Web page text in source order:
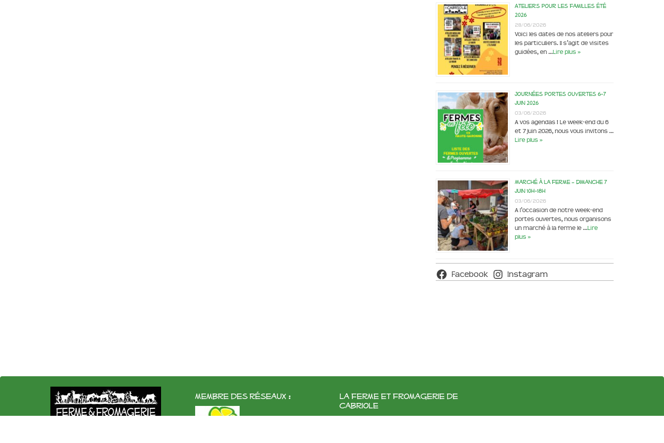
Ateliers pour les familles été
2026
28/06/2026
Voici les dates de nos ateliers pour
les particuliers. Il s’agit de visites
guidées, en …Lire plus »
Journées portes ouvertes 6-7
juin 2026
03/06/2026
A vos agendas ! Le week-end du 6
et 7 juin 2026, nous vous invitons …
Lire plus »
Marché à la ferme – dimanche 7
juin 10h-18h
03/06/2026
A l’occasion de notre week-end
portes ouvertes, nous organisons
un marché à la ferme le …Lire
plus »
Facebook Instagram
membre des réseaux :
La ferme et fromagerie de
cabriole